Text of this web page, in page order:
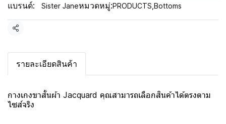
แบรนด์: Sister Janeหมวดหมู่:PRODUCTS Bottoms
แชร์
รายละเอียดสินค้า
กางเกงขาสั้นผ้า Jacquard คุณสามารถเลือกสินค้าได้ตรงตาม
ไซส์จริง